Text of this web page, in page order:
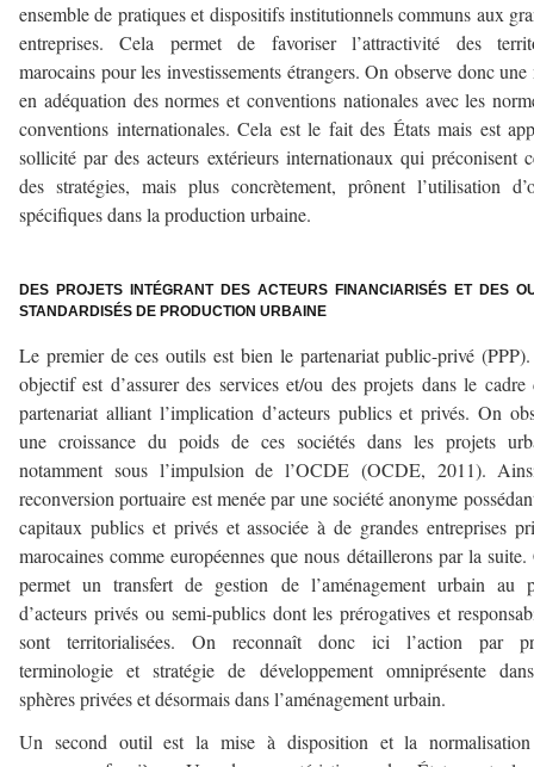
ensemble de pratiques et dispositifs institutionnels communs aux
entreprises. Cela permet de favoriser l’attractivité des
marocains pour les investissements étrangers. On observe donc une
en adéquation des normes et conventions nationales avec les
conventions internationales. Cela est le fait des États mais est
sollicité par des acteurs extérieurs internationaux qui préconisent
des stratégies, mais plus concrètement, prônent l’utilisation
spécifiques dans la production urbaine.
DES PROJETS INTÉGRANT DES ACTEURS FINANCIARISÉS ET DES
STANDARDISÉS DE PRODUCTION URBAINE
Le premier de ces outils est bien le partenariat public-privé
objectif est d’assurer des services et/ou des projets dans le cadre
partenariat alliant l’implication d’acteurs publics et privés. On
une croissance du poids de ces sociétés dans les projets
notamment sous l’impulsion de l’OCDE (OCDE, 2011).
reconversion portuaire est menée par une société anonyme
capitaux publics et privés et associée à de grandes entreprises
marocaines comme européennes que nous détaillerons par la suite.
permet un transfert de gestion de l’aménagement urbain au
d’acteurs privés ou semi-publics dont les prérogatives et
sont territorialisées. On reconnaît donc ici l’action par
terminologie et stratégie de développement omniprésente
sphères privées et désormais dans l’aménagement urbain.
Un second outil est la mise à disposition et la